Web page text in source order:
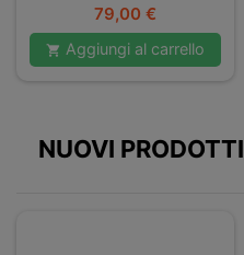
Prezzo
79,00 €
 Aggiungi al carrello
NUOVI PRODOTTI